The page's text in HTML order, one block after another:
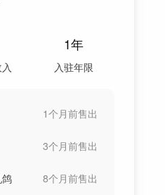
1年
入驻年限
1个月前售出
3个月前售出
8个月前售出